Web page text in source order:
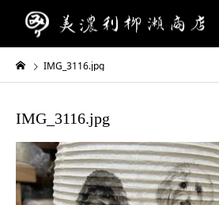
IMG_3116.jpg
IMG_3116.jpg